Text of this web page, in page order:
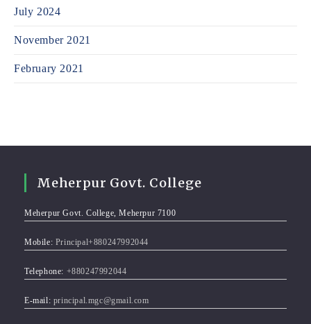
July 2024
November 2021
February 2021
Meherpur Govt. College
Meherpur Govt. College, Meherpur 7100
Mobile: Principal+880247992044
Telephone: +880247992044
E-mail: principal.mgc@gmail.com